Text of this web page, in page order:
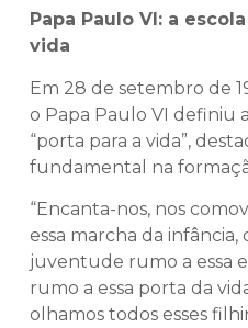
Papa Paulo VI: a
vida
Em 28 de setembro de
o Papa Paulo VI definiu
“porta para a vida”,
fundamental na
“Encanta-nos, nos
essa marcha da infância,
juventude rumo a essa
rumo a essa porta da
olhamos todos esses